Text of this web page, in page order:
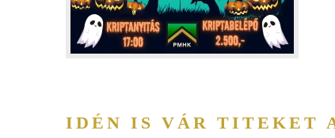
IDÉN IS VÁR TITEKET